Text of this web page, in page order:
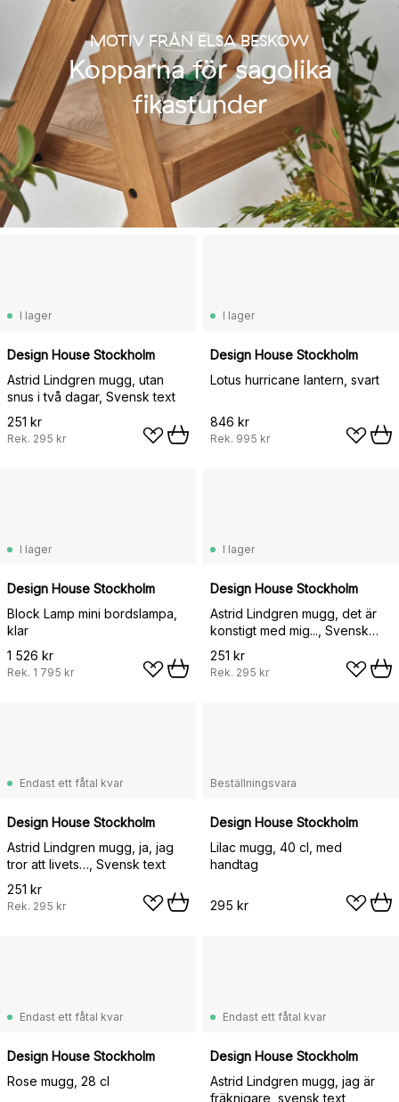
MOTIV FRÅN ELSA BESKOW
Kopparna för sagolika
fikastunder
I lager
Design House Stockholm
Astrid Lindgren mugg, utan
snus i två dagar, Svensk text
251 kr
Rek. 295 kr
I lager
Design House Stockholm
Lotus hurricane lantern, svart
846 kr
Rek. 995 kr
I lager
Design House Stockholm
Block Lamp mini bordslampa,
klar
1 526 kr
Rek. 1 795 kr
I lager
Design House Stockholm
Astrid Lindgren mugg, det är
konstigt med mig..., Svensk
text
251 kr
Rek. 295 kr
Endast ett fåtal kvar
Design House Stockholm
Astrid Lindgren mugg, ja, jag
tror att livets…, Svensk text
251 kr
Rek. 295 kr
Beställningsvara
Design House Stockholm
Lilac mugg, 40 cl, med
handtag
295 kr
Endast ett fåtal kvar
Design House Stockholm
Rose mugg, 28 cl
Endast ett fåtal kvar
Design House Stockholm
Astrid Lindgren mugg, jag är
fräknigare, svensk text